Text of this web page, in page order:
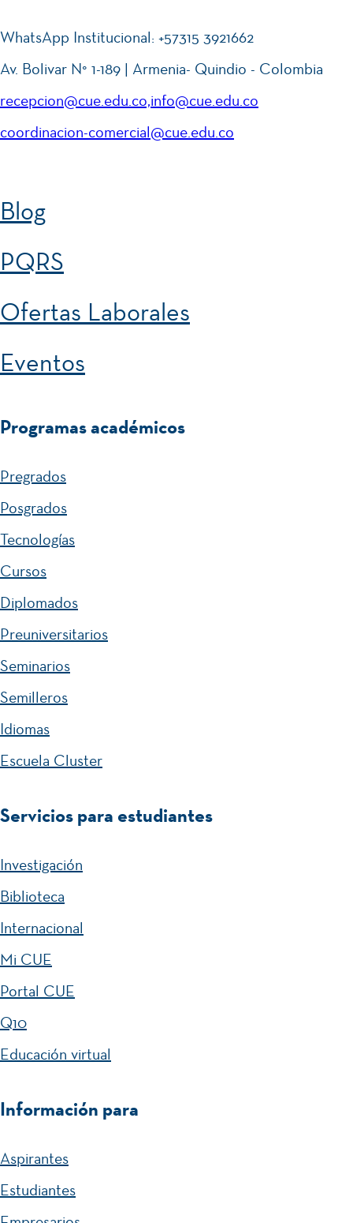
WhatsApp Institucional: +57315 3921662
Av. Bolivar N° 1-189 | Armenia- Quindio - Colombia
recepcion@cue.edu.co,info@cue.edu.co
coordinacion-comercial@cue.edu.co
Blog
PQRS
Ofertas Laborales
Eventos
Programas académicos
Pregrados
Posgrados
Tecnologías
Cursos
Diplomados
Preuniversitarios
Seminarios
Semilleros
Idiomas
Escuela Cluster
Servicios para estudiantes
Investigación
Biblioteca
Internacional
Mi CUE
Portal CUE
Q10
Educación virtual
Información para
Aspirantes
Estudiantes